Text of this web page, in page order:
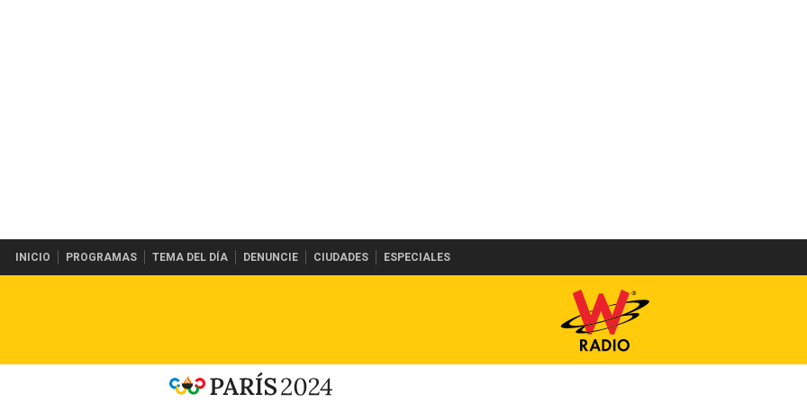
INICIO PROGRAMAS TEMA DEL DÍA DENUNCIE CIUDADES ESPECIALES